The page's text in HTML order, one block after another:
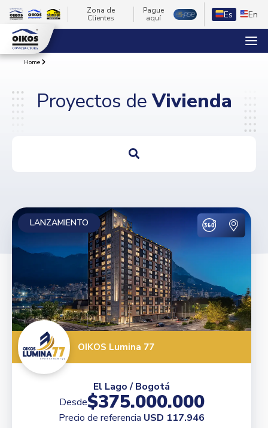
Zona de
Clientes
Pague
aquí
Es En
Home
Proyectos deVivienda
LANZAMIENTO
OIKOS Lumina 77
El Lago / Bogotá
Desde$375.000.000
Precio de referencia USD 117.946